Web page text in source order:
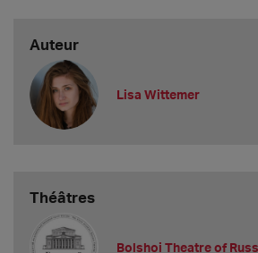
Auteur
Lisa Wittemer
Théâtres
Bolshoi Theatre of